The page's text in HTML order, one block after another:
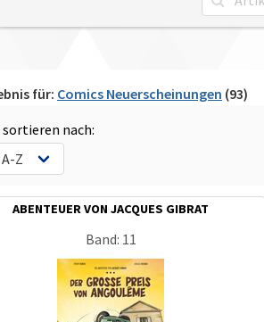
für: Comics Neuerscheinungen (93)
nach:
ABENTEUER VON JACQUES GIBRAT
Band: 11